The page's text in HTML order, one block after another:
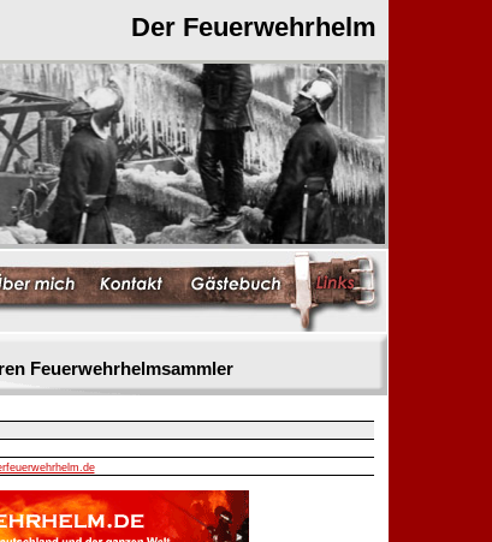
Der Feuerwehrhelm
Feuerwehrhelmsammler